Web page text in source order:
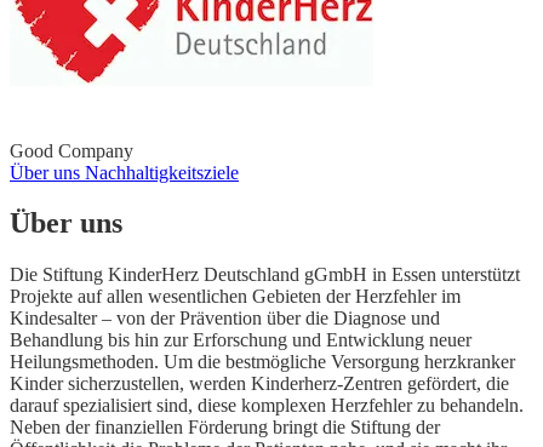
Good Company
Über uns Nachhaltigkeitsziele
Über uns
Die Stiftung KinderHerz Deutschland gGmbH in Essen unterstützt
Projekte auf allen wesentlichen Gebieten der Herzfehler im
Kindesalter – von der Prävention über die Diagnose und
Behandlung bis hin zur Erforschung und Entwicklung neuer
Heilungsmethoden. Um die bestmögliche Versorgung herzkranker
Kinder sicherzustellen, werden Kinderherz-Zentren gefördert, die
darauf spezialisiert sind, diese komplexen Herzfehler zu behandeln.
Neben der finanziellen Förderung bringt die Stiftung der